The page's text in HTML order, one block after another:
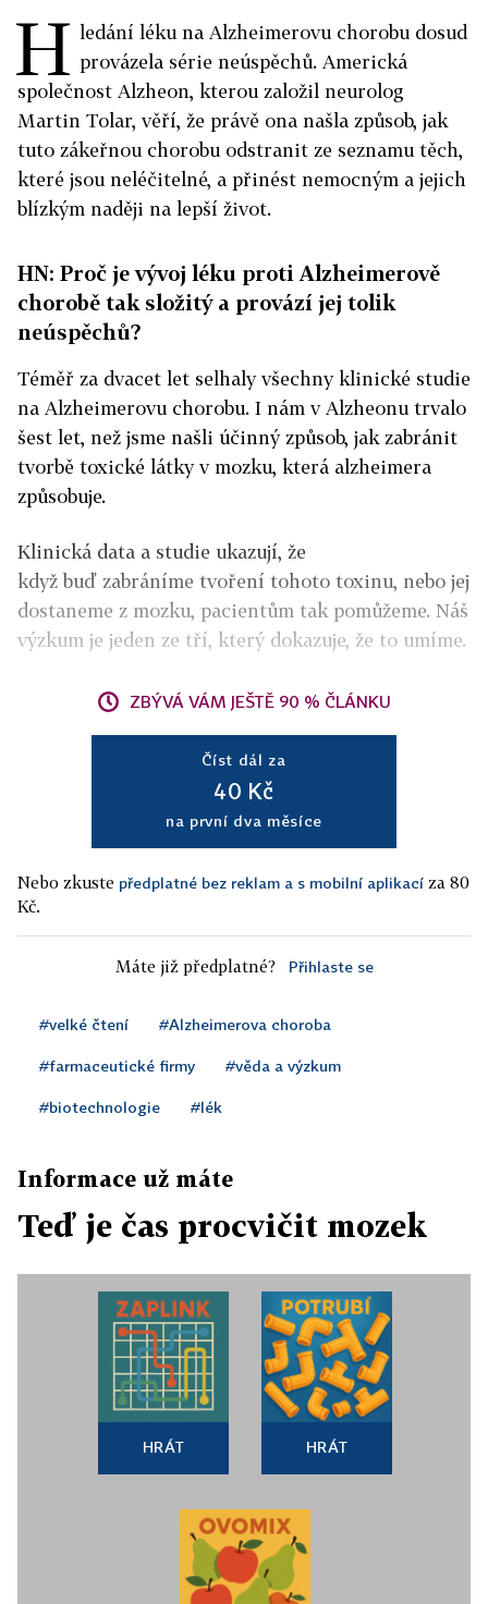
H ledání léku na Alzheimerovu chorobu dosud
provázela série neúspěchů. Americká
společnost Alzheon, kterou založil neurolog
Martin Tolar, věří, že právě ona našla způsob, jak
tuto zákeřnou chorobu odstranit ze seznamu těch,
které jsou neléčitelné, a přinést nemocným a jejich
blízkým naději na lepší život.
HN: Proč je vývoj léku proti Alzheimerově
chorobě tak složitý a provází jej tolik
neúspěchů?
Téměř za dvacet let selhaly všechny klinické studie
na Alzheimerovu chorobu. I nám v Alzheonu trvalo
šest let, než jsme našli účinný způsob, jak zabránit
tvorbě toxické látky v mozku, která alzheimera
způsobuje.
Klinická data a studie ukazují, že
když buď zabráníme tvoření tohoto toxinu, nebo jej
dostaneme z mozku, pacientům tak pomůžeme. Náš
výzkum je jeden ze tří, který dokazuje, že to umíme.
ZBÝVÁ VÁM JEŠTĚ 90 % ČLÁNKU
Číst dál za
40 Kč
na první dva měsíce
Nebo zkuste předplatné bez reklam a s mobilní aplikací za 80
Kč.
Máte již předplatné? Přihlaste se
#velké čtení #Alzheimerova choroba
#farmaceutické firmy #věda a výzkum
#biotechnologie #lék
Informace už máte
Teď je čas procvičit mozek
HRÁT HRÁT